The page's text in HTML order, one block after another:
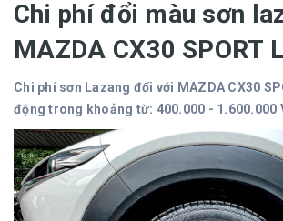
Chi phí đổi màu sơn
MAZDA CX30 SPORT
Chi phí sơn Lazang đối với MAZDA CX30
động trong khoảng từ: 400.000 - 1.600.000